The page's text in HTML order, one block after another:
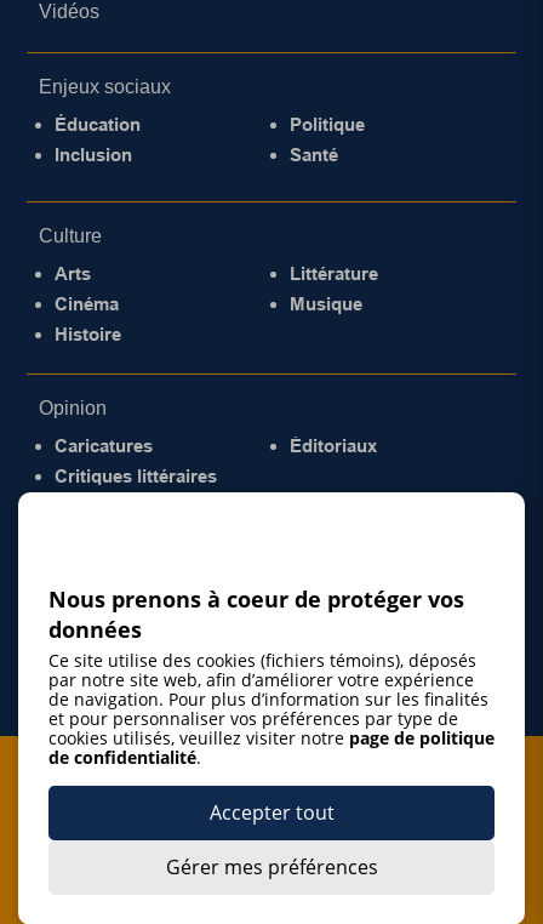
Vidéos
Enjeux sociaux
Éducation
Inclusion
Politique
Santé
Culture
Arts
Cinéma
Histoire
Littérature
Musique
Opinion
Caricatures
Critiques littéraires
Éditoriaux
Je m'abonne à l'infolettre
J’accepte de m’abonner à l’infolettre de La Gazette de la
Nous prenons à coeur de protéger vos
données
Ce site utilise des cookies (fichiers témoins), déposés
par notre site web, afin d’améliorer votre expérience
de navigation. Pour plus d’information sur les finalités
et pour personnaliser vos préférences par type de
cookies utilisés, veuillez visiter notre page de politique
de confidentialité.
Accepter tout
Gérer mes préférences